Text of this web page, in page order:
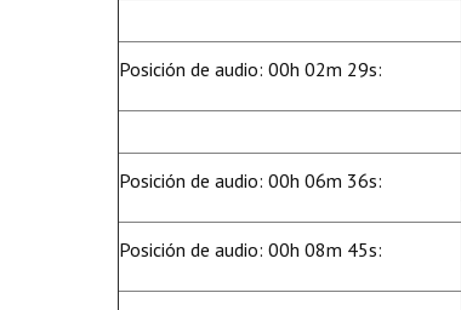
Posición de audio: 00h 02m 29s:
Posición de audio: 00h 06m 36s:
Posición de audio: 00h 08m 45s: